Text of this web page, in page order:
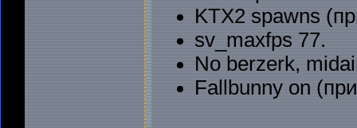
KTX2 spawns
sv_maxfps 77.
No berzerk,
Fallbunny on